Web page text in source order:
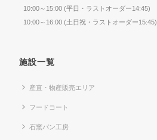
10:00～15:00 (平日・ラストオーダー14:45)
10:00～16:00 (土日祝・ラストオーダー15:45)
施設一覧
産直・物産販売エリア
フードコート
石窯パン工房